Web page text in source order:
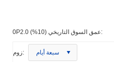
0P2.0 عمق السوق التاريخي (10%):
زوم: سبعة أيام